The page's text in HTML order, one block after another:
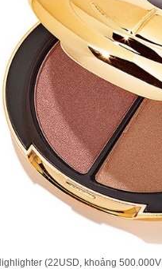
(22USD, khoảng